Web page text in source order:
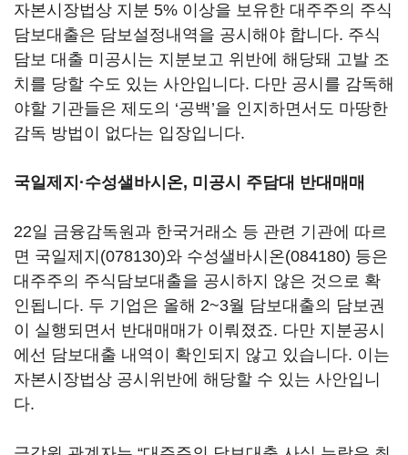
자본시장법상 지분 5% 이상을 보유한 대주주의 주식
담보대출은 담보설정내역을 공시해야 합니다. 주식
담보 대출 미공시는 지분보고 위반에 해당돼 고발 조
치를 당할 수도 있는 사안입니다. 다만 공시를 감독해
야할 기관들은 제도의 ‘공백’을 인지하면서도 마땅한
감독 방법이 없다는 입장입니다.
국일제지·수성샐바시온, 미공시 주담대 반대매매
22일 금융감독원과 한국거래소 등 관련 기관에 따르
면 국일제지(078130)와 수성샐바시온(084180) 등은
대주주의 주식담보대출을 공시하지 않은 것으로 확
인됩니다. 두 기업은 올해 2~3월 담보대출의 담보권
이 실행되면서 반대매매가 이뤄졌죠. 다만 지분공시
에선 담보대출 내역이 확인되지 않고 있습니다. 이는
자본시장법상 공시위반에 해당할 수 있는 사안입니
다.